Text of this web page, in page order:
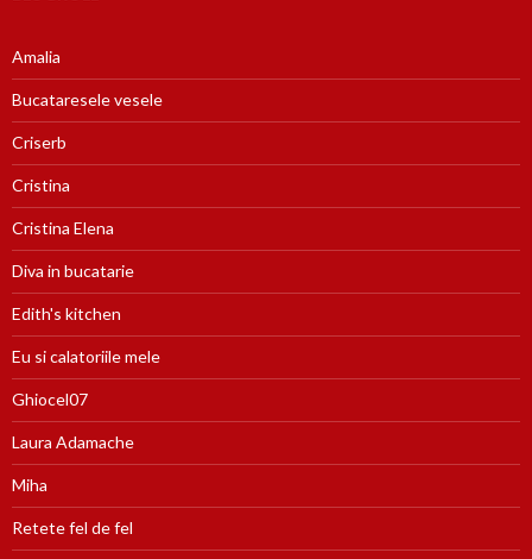
Amalia
Bucataresele vesele
Criserb
Cristina
Cristina Elena
Diva in bucatarie
Edith's kitchen
Eu si calatoriile mele
Ghiocel07
Laura Adamache
Miha
Retete fel de fel